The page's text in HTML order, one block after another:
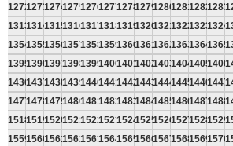
127212731274127512761277127812791280128112821283
131313141315131613171318131913201321132213231324
135413551356135713581359136013611362136313641365
139513961397139813991400140114021403140414051406
143614371438143914401441144214431444144514461447
147714781479148014811482148314841485148614871488
151815191520152115221523152415251526152715281529
155915601561156215631564156515661567156815691570